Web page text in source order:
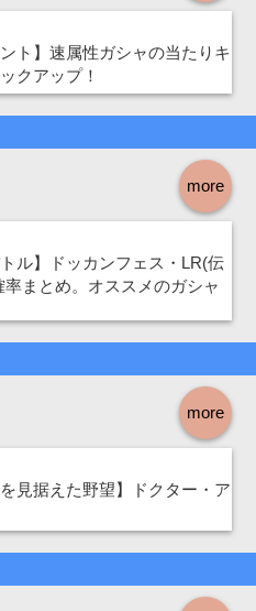
ント】速属性ガシャの当たりキ
クアップ！
more
トル】ドッカンフェス・LR(伝
まとめ。オススメのガシャ
more
を見据えた野望】ドクター・ア